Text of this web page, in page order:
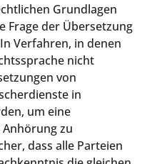
Grundlagen
Frage der Übersetzung
Verfahren, in denen
nicht
von
in
um eine
zu
dass alle Parteien